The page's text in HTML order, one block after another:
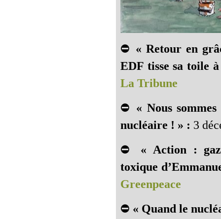
⛔ « Retour en
EDF tisse sa toile
La Tribune
⛔ « Nous
nucléaire ! » : 3
⛔ « Action :
toxique
Greenpeace
⛔ « Quand le